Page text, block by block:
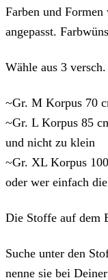
Farben und Formen
angepasst.
Wähle aus 3
~Gr. M Korpus 70
~Gr. L Korpus 85
und nicht zu klein
~Gr. XL Korpus
oder wer einfach
Die Stoffe auf dem
Suche unter den
nenne sie bei